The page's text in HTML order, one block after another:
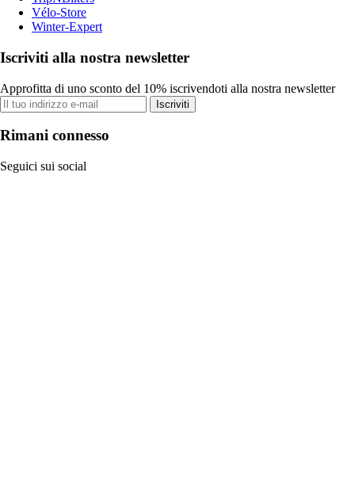
Vélo-Store
Winter-Expert
Iscriviti alla nostra newsletter
Approfitta di uno sconto del 10% iscrivendoti alla nostra newsletter
Iscriviti
Rimani connesso
Seguici sui social